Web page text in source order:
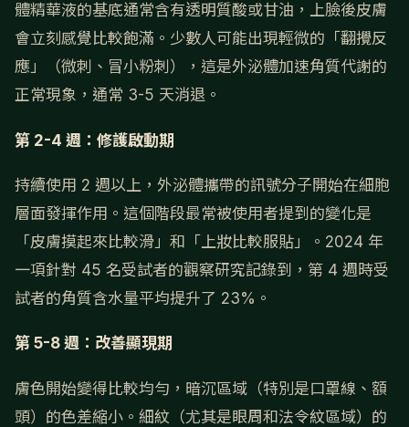
體精華液的基底通常含有透明質酸或甘油，上臉後皮膚
會立刻感覺比較飽滿。少數人可能出現輕微的「翻攪反
應」（微刺、冒小粉刺），這是外泌體加速角質代謝的
正常現象，通常 3-5 天消退。
第 2-4 週：修護啟動期
持續使用 2 週以上，外泌體攜帶的訊號分子開始在細胞
層面發揮作用。這個階段最常被使用者提到的變化是
「皮膚摸起來比較滑」和「上妝比較服貼」。2024 年
一項針對 45 名受試者的觀察研究記錄到，第 4 週時受
試者的角質含水量平均提升了 23%。
第 5-8 週：改善顯現期
膚色開始變得比較均勻，暗沉區域（特別是口罩線、額
頭）的色差縮小。細紋（尤其是眼周和法令紋區域）的